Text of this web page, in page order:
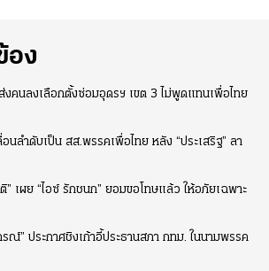
อง
งคนลงเลือกตั้งซ่อมอุดรฯ เขต 3 ไม่พูดแทนเพื่อไทย
นลำดับเป็น สส.พรรคเพื่อไทย หลัง “ประเสริฐ” ลา
” เผย “ไอซ์ รักชนก” ยอมขอโทษแล้ว ให้อภัยเฉพาะ
ณ์” ประกาศชิงเก้าอี้ประธานสภา กทม. ในนามพรรค